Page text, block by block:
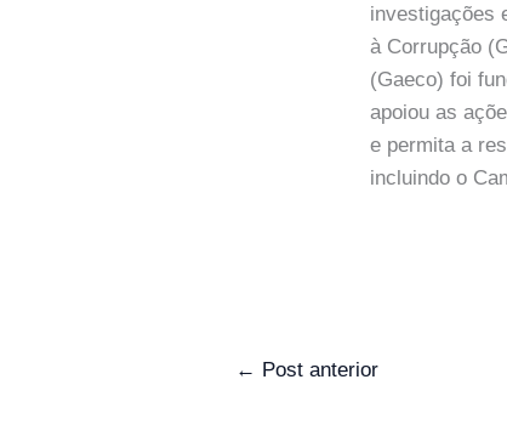
investigações
à Corrupção
(Gaeco) foi
apoiou as
e permita a
incluindo o
← Post anterior